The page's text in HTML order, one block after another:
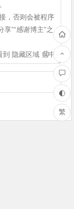
繁